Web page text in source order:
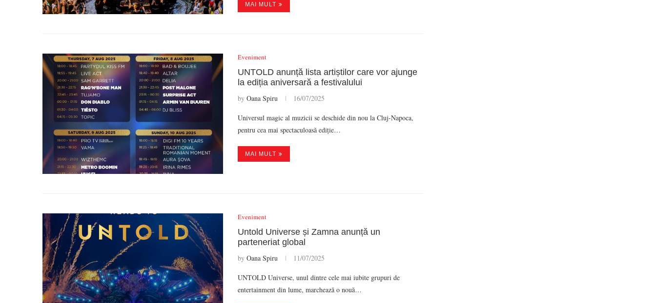
MAI MULT
Eveniment
UNTOLD anunță lista artiștilor care vor ajunge
la ediția aniversară a festivalului
by Oana Spiru 16/07/2025
Universul magic al muzicii se deschide din nou la Cluj-Napoca,
pentru cea mai spectaculoasă ediție…
MAI MULT
Eveniment
Untold Universe și Zamna anunță un
parteneriat global
by Oana Spiru 11/07/2025
UNTOLD Universe, unul dintre cele mai iubite grupuri de
entertainment din lume, marchează o nouă…